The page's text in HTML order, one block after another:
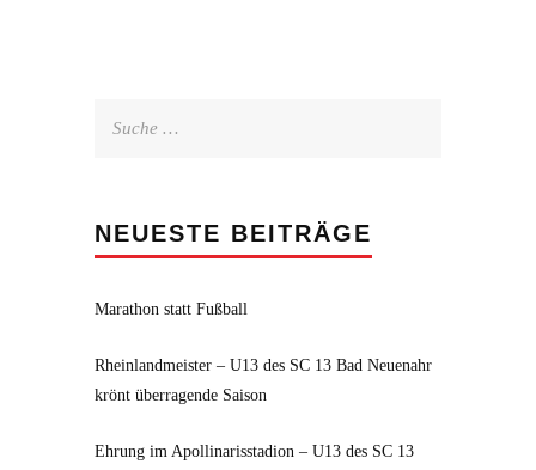
NEUESTE BEITRÄGE
Marathon statt Fußball
Rheinlandmeister – U13 des SC 13 Bad Neuenahr
krönt überragende Saison
Ehrung im Apollinarisstadion – U13 des SC 13